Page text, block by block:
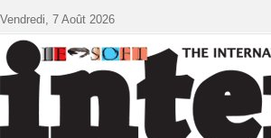
Vendredi, 7 Août 2026